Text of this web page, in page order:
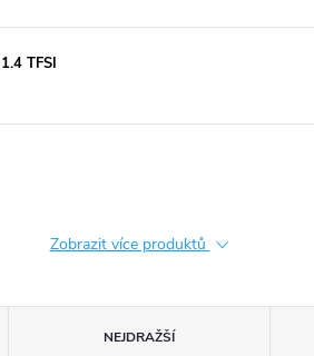
TFSI
Zobrazit více produktů
NEJDRAŽŠÍ